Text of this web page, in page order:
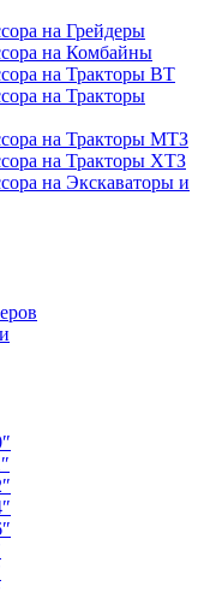
на Грейдеры
на Комбайны
на Тракторы ВТ
на Тракторы
на Тракторы МТЗ
на Тракторы ХТЗ
на Экскаваторы и